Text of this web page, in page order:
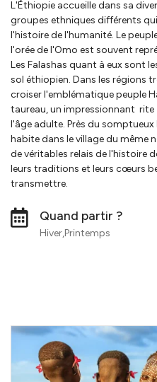
L'Éthiopie accueille dans sa
groupes ethniques différents
l'histoire de l'humanité. Le
l'orée de l'Omo est souvent
Les Falashas quant à eux sont
sol éthiopien. Dans les régions
croiser l'emblématique peuple
taureau, un impressionnant rite
l'âge adulte. Près du
habite dans le village du même
de véritables relais de l'histoire
leurs traditions et leurs cœurs
transmettre.
Quand partir ?
Hiver,Printemps